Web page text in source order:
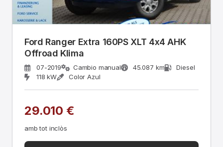
Ford Ranger Extra 160PS XLT 4x4 AHK
Offroad Klima
07-2019 Cambio manual 45.087 km
Diesel
118 kW
Color Azul
29.010 €
amb tot inclòs